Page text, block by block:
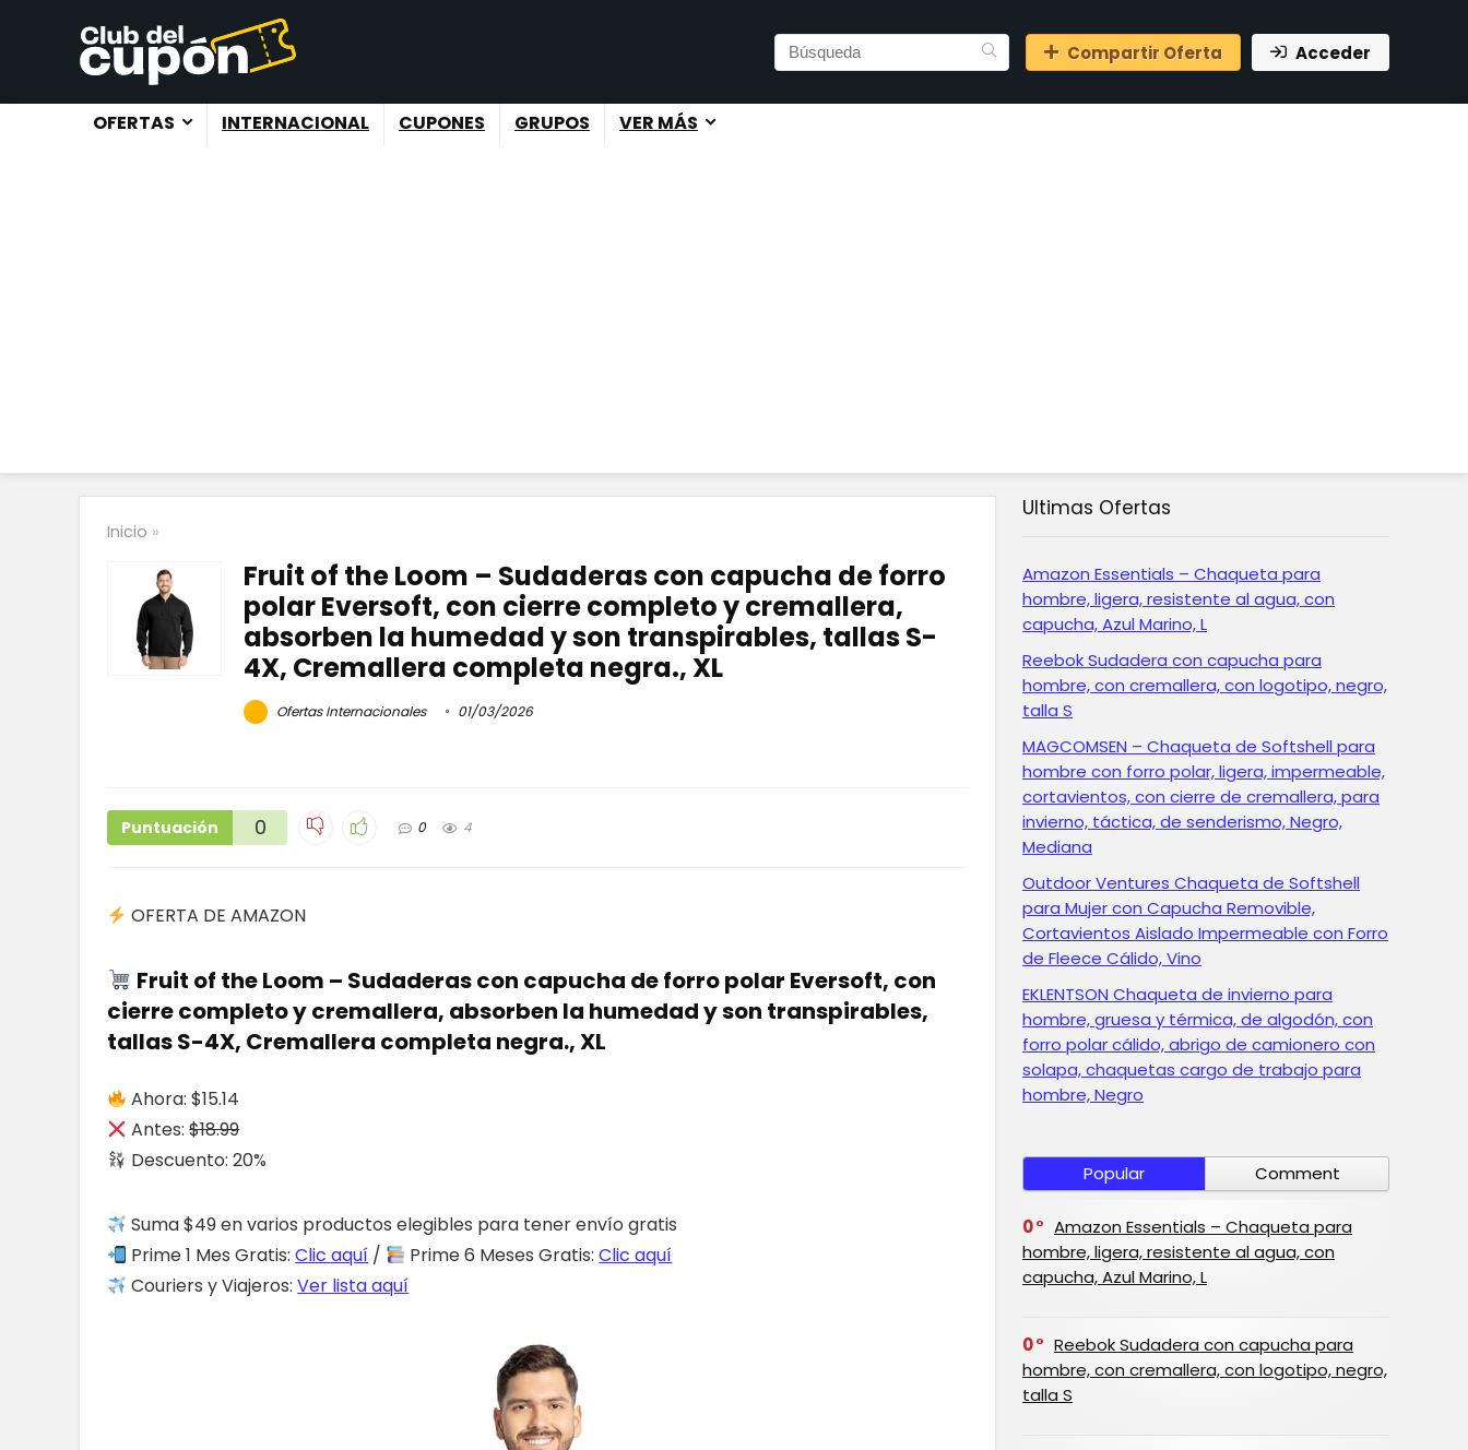
Compartir Oferta Acceder
OFERTAS INTERNACIONAL CUPONES GRUPOS VER MÁS
Inicio »
Fruit of the Loom – Sudaderas con capucha de forro
polar Eversoft, con cierre completo y cremallera,
absorben la humedad y son transpirables, tallas S-
4X, Cremallera completa negra., XL
Ofertas Internacionales 01/03/2026
Puntuación 0 0 4
OFERTA DE AMAZON
Fruit of the Loom – Sudaderas con capucha de forro polar Eversoft, con
cierre completo y cremallera, absorben la humedad y son transpirables,
tallas S-4X, Cremallera completa negra., XL
Ahora: $15.14
Antes:$18.99
Descuento: 20%
Suma $49 en varios productos elegibles para tener envío gratis
Prime 1 Mes Gratis:Clic aquí / Prime 6 Meses Gratis:Clic aquí
Couriers y Viajeros:Ver lista aquí
Ultimas Ofertas
Amazon Essentials – Chaqueta para
hombre, ligera, resistente al agua, con
capucha, Azul Marino, L
Reebok Sudadera con capucha para
hombre, con cremallera, con logotipo, negro,
talla S
MAGCOMSEN – Chaqueta de Softshell para
hombre con forro polar, ligera, impermeable,
cortavientos, con cierre de cremallera, para
invierno, táctica, de senderismo, Negro,
Mediana
Outdoor Ventures Chaqueta de Softshell
para Mujer con Capucha Removible,
Cortavientos Aislado Impermeable con Forro
de Fleece Cálido, Vino
EKLENTSON Chaqueta de invierno para
hombre, gruesa y térmica, de algodón, con
forro polar cálido, abrigo de camionero con
solapa, chaquetas cargo de trabajo para
hombre, Negro
Popular Comment
0
Amazon Essentials – Chaqueta para
hombre, ligera, resistente al agua, con
capucha, Azul Marino, L
0
Reebok Sudadera con capucha para
hombre, con cremallera, con logotipo, negro,
talla S